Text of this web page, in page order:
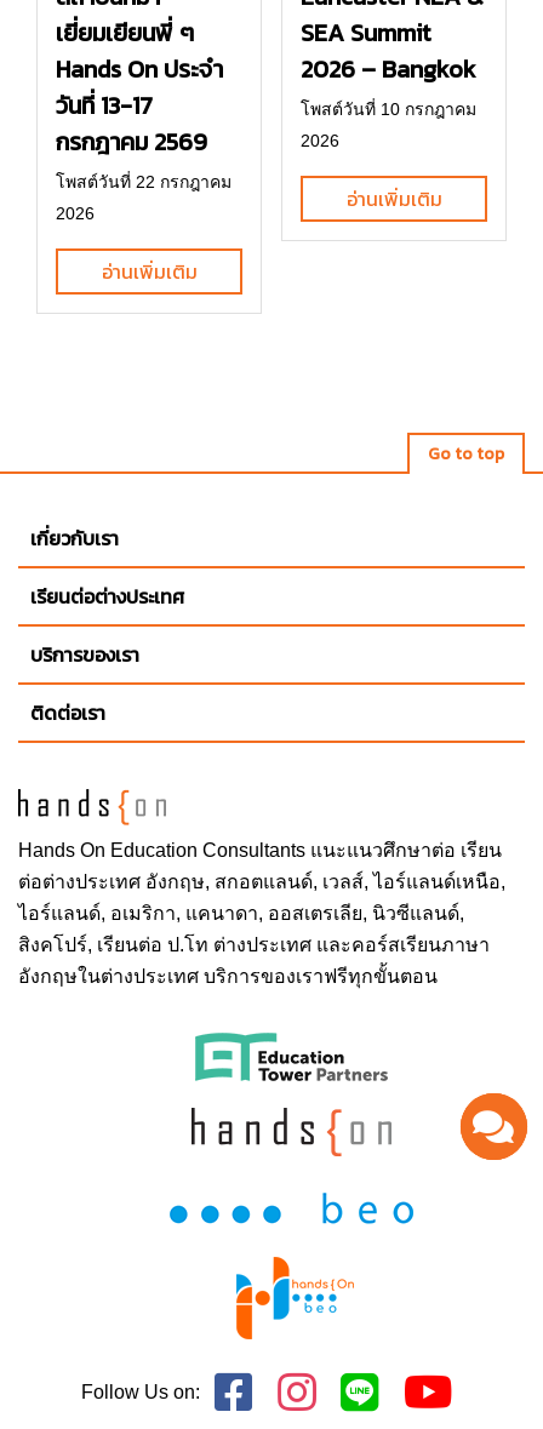
เยี่ยมเยียนพี่ ๆ
Hands On ประจำ
วันที่ 13-17
กรกฎาคม 2569
โพสต์วันที่ 22 กรกฎาคม
2026
อ่านเพิ่มเติม
SEA Summit
2026 – Bangkok
โพสต์วันที่ 10 กรกฎาคม
2026
อ่านเพิ่มเติม
Go to top
Hands On Education Consultants แนะแนวศึกษาต่อ เรียน
ต่อต่างประเทศ อังกฤษ, สกอตแลนด์, เวลส์, ไอร์แลนด์เหนือ,
ไอร์แลนด์, อเมริกา, แคนาดา, ออสเตรเลีย, นิวซีแลนด์,
สิงคโปร์, เรียนต่อ ป.โท ต่างประเทศ และคอร์สเรียนภาษา
อังกฤษในต่างประเทศ บริการของเราฟรีทุกขั้นตอน
เกี่ยวกับเรา
เรียนต่อต่างประเทศ
บริการของเรา
ติดต่อเรา
Follow Us on: